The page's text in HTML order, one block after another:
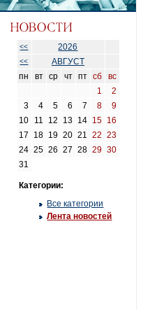
<< 2026
<<
АВГУСТ
пн
вт ср чт пт сб
вс
1
2
3
4 5 6 7 8
9
10
11 12 13 14 15 16
17
18 19 20 21 22
23
24 25 26 27 28 29 30
31
Категории:
Все категории
Лента новостей